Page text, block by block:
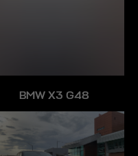
BMW X3 G48